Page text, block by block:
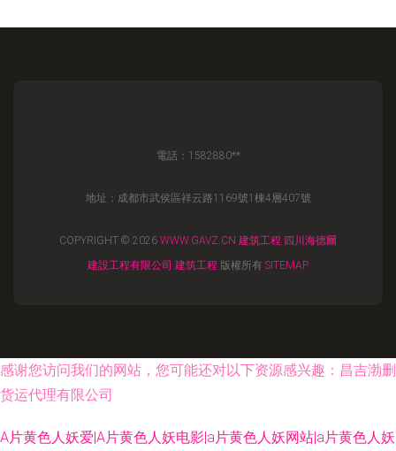
電話：1582880**
地址：成都市武侯區祥云路1169號1棟4層407號
COPYRIGHT © 2026 WWW.GAVZ.CN 建筑工程 四川海德爾
建設工程有限公司 建筑工程 版權所有 SITEMAP
感谢您访问我们的网站，您可能还对以下资源感兴趣：昌吉渤删
货运代理有限公司
A片黄色人妖爱|A片黄色人妖电影|a片黄色人妖网站|a片黄色人妖